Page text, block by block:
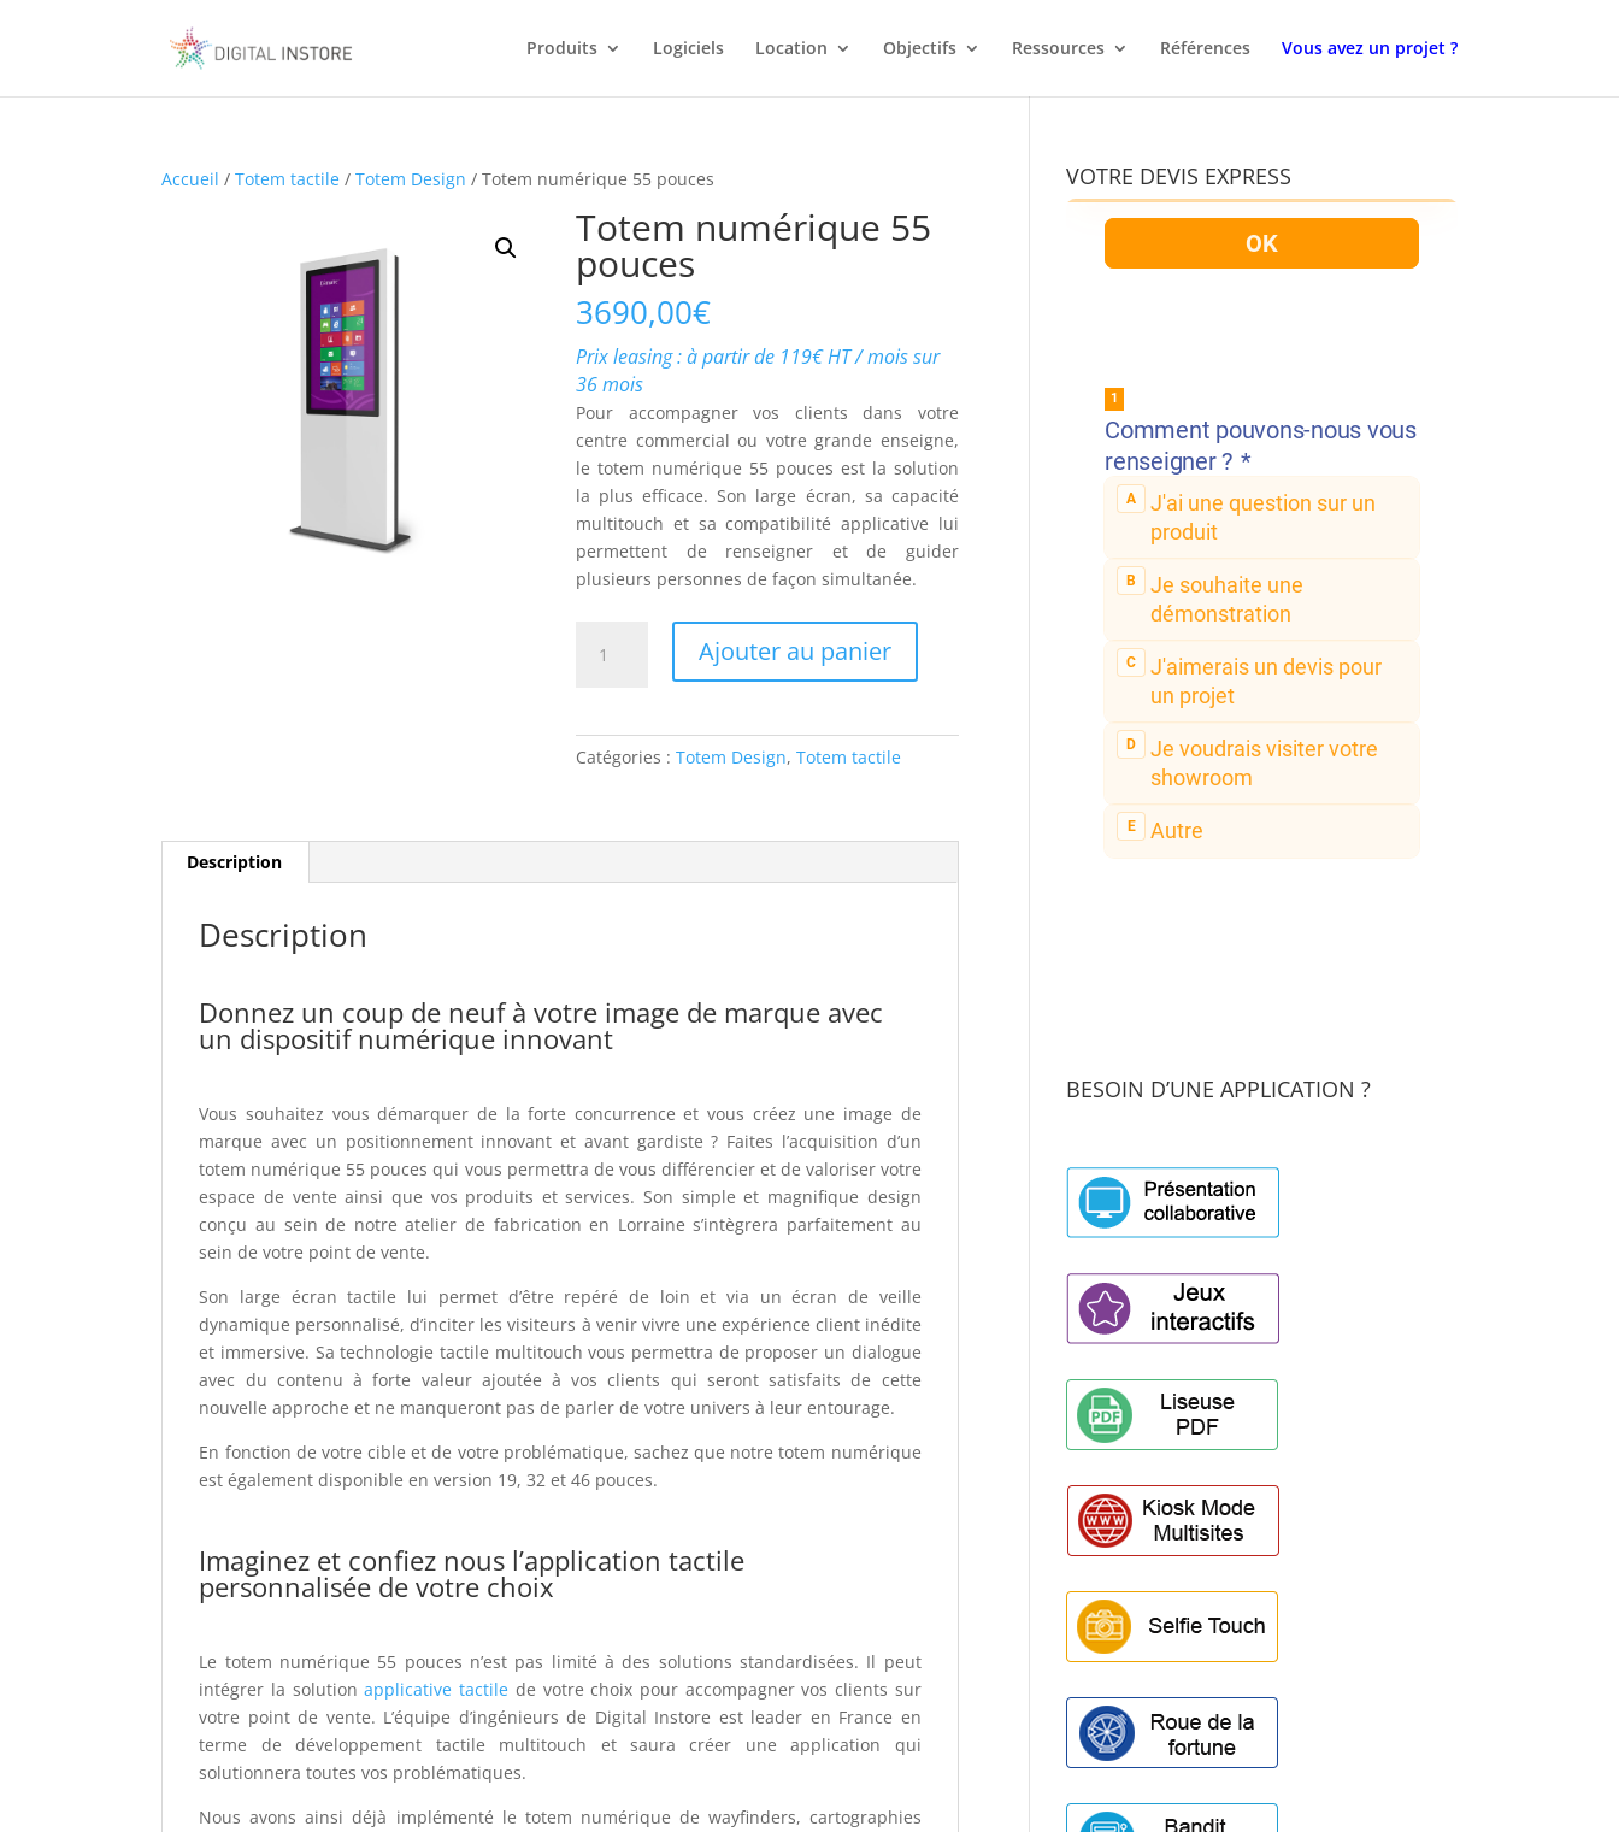
Produits Logiciels Location Objectifs Ressources Références Vous avez un projet ?
Accueil /Totem tactile /Totem Design / Totem numérique 55 pouces
Totem numérique 55
pouces
3690,00€
Prix leasing : à partir de 119€ HT / mois sur
36 mois
Pour accompagner vos clients dans votre
centre commercial ou votre grande enseigne,
le totem numérique 55 pouces est la solution
la plus efficace. Son large écran, sa capacité
multitouch et sa compatibilité applicative lui
permettent de renseigner et de guider
plusieurs personnes de façon simultanée.
pouces
Ajouter au panier
Catégories :Totem Design,Totem tactile
Description
Description
Donnez un coup de neuf à votre image de marque avec
un dispositif numérique innovant
Vous souhaitez vous démarquer de la forte concurrence et vous créez une image de
marque avec un positionnement innovant et avant gardiste ? Faites l’acquisition d’un
totem numérique 55 pouces qui vous permettra de vous différencier et de valoriser votre
espace de vente ainsi que vos produits et services. Son simple et magnifique design
conçu au sein de notre atelier de fabrication en Lorraine s’intègrera parfaitement au
sein de votre point de vente.
Son large écran tactile lui permet d’être repéré de loin et via un écran de veille
dynamique personnalisé, d’inciter les visiteurs à venir vivre une expérience client inédite
et immersive. Sa technologie tactile multitouch vous permettra de proposer un dialogue
avec du contenu à forte valeur ajoutée à vos clients qui seront satisfaits de cette
nouvelle approche et ne manqueront pas de parler de votre univers à leur entourage.
En fonction de votre cible et de votre problématique, sachez que notre totem numérique
est également disponible en version 19, 32 et 46 pouces.
Imaginez et confiez nous l’application tactile
personnalisée de votre choix
Le totem numérique 55 pouces n’est pas limité à des solutions standardisées. Il peut
intégrer la solutionapplicative tactile de votre choix pour accompagner vos clients sur
votre point de vente. L’équipe d’ingénieurs de Digital Instore est leader en France en
terme de développement tactile multitouch et saura créer une application qui
solutionnera toutes vos problématiques.
Nous avons ainsi déjà implémenté le totem numérique de wayfinders, cartographies
VOTRE DEVIS EXPRESS
BESOIN D’UNE APPLICATION ?